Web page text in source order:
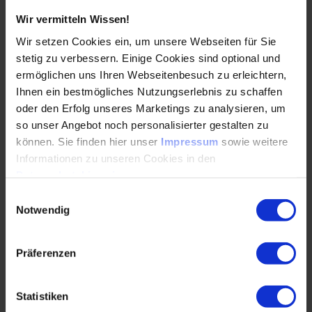
Wir vermitteln Wissen!
Wir setzen Cookies ein, um unsere Webseiten für Sie
stetig zu verbessern. Einige Cookies sind optional und
ermöglichen uns Ihren Webseitenbesuch zu erleichtern,
Ihnen ein bestmögliches Nutzungserlebnis zu schaffen
oder den Erfolg unseres Marketings zu analysieren, um
so unser Angebot noch personalisierter gestalten zu
können. Sie finden hier unser Impressum sowie weitere
Informationen zu unseren Cookies in den
Notwendig
Präferenzen
Statistiken
13.04.2026
Wie verändert KI die Robotik? Dr.-Ing. Werner
Kraus erklärt, warum nicht nur Technologien,
sondern vor allem Prozesse und Rollenbilder im
Engineering…
WEITERLESEN
E-Motor ohne seltene Erden und ohne
Antriebsstrang?